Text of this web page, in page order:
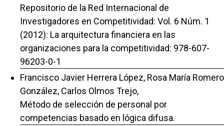
Repositorio de la Red Internacional de
Investigadores en Competitividad: Vol. 6 Núm. 1
(2012): La arquitectura financiera en las
organizaciones para la competitividad: 978-607-
96203-0-1
Francisco Javier Herrera López, Rosa María Romero
González, Carlos Olmos Trejo,
Método de selección de personal por
competencias basado en lógica difusa.